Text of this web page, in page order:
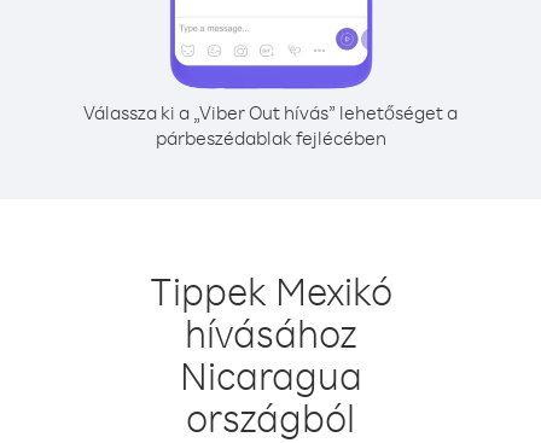
Válassza ki a „Viber Out hívás” lehetőséget a
párbeszédablak fejlécében
Tippek Mexikó
hívásához
Nicaragua
országból